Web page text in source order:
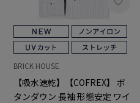
BRICK HOUSE
【吸水速乾】【COFREX】 ボ
タンダウン 長袖 形態安定 ワイ